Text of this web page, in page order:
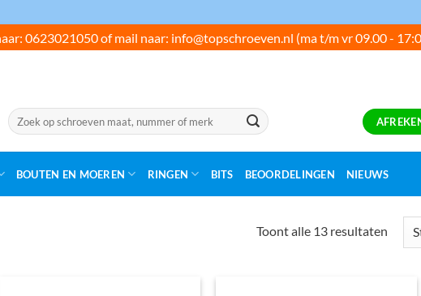
0623021050 of mail naar: info@topschroeven.nl (ma t/m vr 09.00 -
Zoeken
naar:
BOUTEN EN MOEREN RINGEN BITS BEOORDELINGEN NIEUWS
Toont alle 13 resultaten